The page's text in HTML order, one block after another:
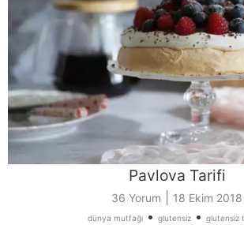
Pavlova Tarifi
36 Yorum 18 Ekim 2018
dünya mutfağı• glutensiz• glutensiz